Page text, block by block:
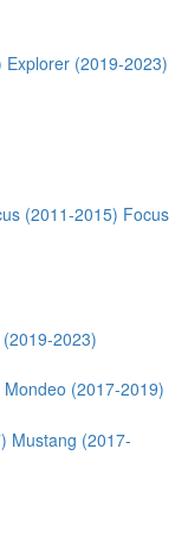
Explorer (2019-2023)
(2011-2015) Focus
(2019-2023)
Mondeo (2017-2019)
Mustang (2017-